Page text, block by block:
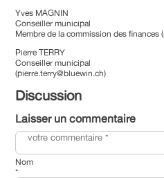
Yves MAGNIN
Conseiller municipal
Membre de la commission des finances
Pierre TERRY
Conseiller municipal
(pierre.terry@bluewin.ch)
Discussion
Laisser un commentaire
Nom
*